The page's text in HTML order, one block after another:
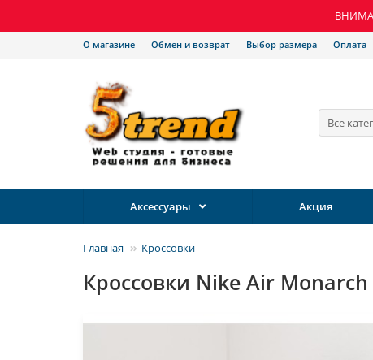
О магазине Обмен и возврат Выбор размера Оплата
Все
Аксессуары Акция
Главная Кроссовки
Кроссовки Nike Air Monarch